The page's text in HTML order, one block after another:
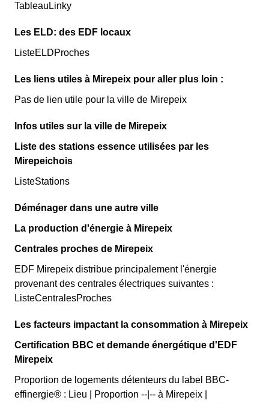
TableauLinky
Les ELD: des EDF locaux
ListeELDProches
Les liens utiles à Mirepeix pour aller plus loin :
Pas de lien utile pour la ville de Mirepeix
Infos utiles sur la ville de Mirepeix
Liste des stations essence utilisées par les
Mirepeichois
ListeStations
Déménager dans une autre ville
La production d'énergie à Mirepeix
Centrales proches de Mirepeix
EDF Mirepeix distribue principalement l'énergie
provenant des centrales électriques suivantes :
ListeCentralesProches
Les facteurs impactant la consommation à Mirepeix
Certification BBC et demande énergétique d'EDF
Mirepeix
Proportion de logements détenteurs du label BBC-
effinergie® : Lieu | Proportion --|-- à Mirepeix |